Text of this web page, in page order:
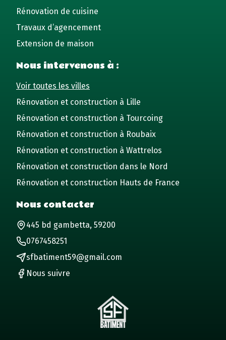
Rénovation de cuisine
Travaux d’agencement
Extension de maison
Nous intervenons à :
Voir toutes les villes
Rénovation et construction à Lille
Rénovation et construction à Tourcoing
Rénovation et construction à Roubaix
Rénovation et construction à Wattrelos
Rénovation et construction dans le Nord
Rénovation et construction Hauts de France
Nous contacter
445 bd gambetta, 59200
0767458251
sfbatiment59@gmail.com
Nous suivre